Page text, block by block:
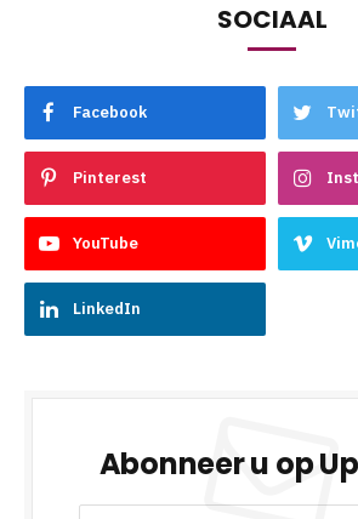
SOCIAAL
Facebook
Pinterest
YouTube
LinkedIn
Abonneer u op